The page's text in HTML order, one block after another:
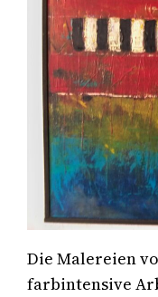
Die Malereien
farbintensive